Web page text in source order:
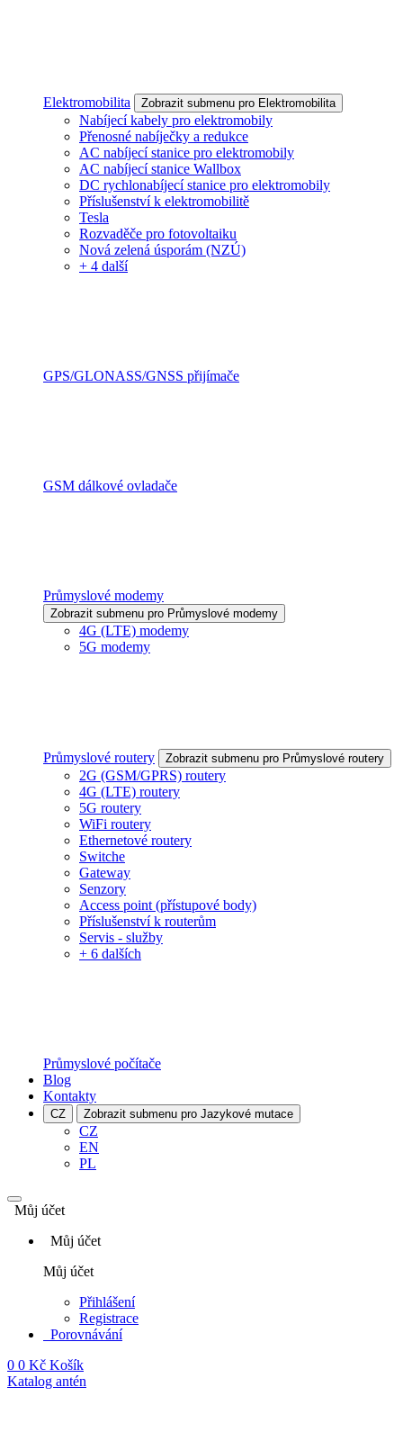
Elektromobilita Zobrazit submenu pro Elektromobilita
Nabíjecí kabely pro elektromobily
Přenosné nabíječky a redukce
AC nabíjecí stanice pro elektromobily
AC nabíjecí stanice Wallbox
DC rychlonabíjecí stanice pro elektromobily
Příslušenství k elektromobilitě
Tesla
Rozvaděče pro fotovoltaiku
Nová zelená úsporám (NZÚ)
+ 4 další
GPS/GLONASS/GNSS přijímače
GSM dálkové ovladače
Průmyslové modemy
Zobrazit submenu pro Průmyslové modemy
4G (LTE) modemy
5G modemy
Průmyslové routery Zobrazit submenu pro Průmyslové routery
2G (GSM/GPRS) routery
4G (LTE) routery
5G routery
WiFi routery
Ethernetové routery
Switche
Gateway
Senzory
Access point (přístupové body)
Příslušenství k routerům
Servis - služby
+ 6 dalších
Průmyslové počítače
Blog
Kontakty
CZ Zobrazit submenu pro Jazykové mutace
CZ
EN
PL
Můj účet
Můj účet
Můj účet
Přihlášení
Registrace
Porovnávání
0 0 Kč Košík
Katalog antén